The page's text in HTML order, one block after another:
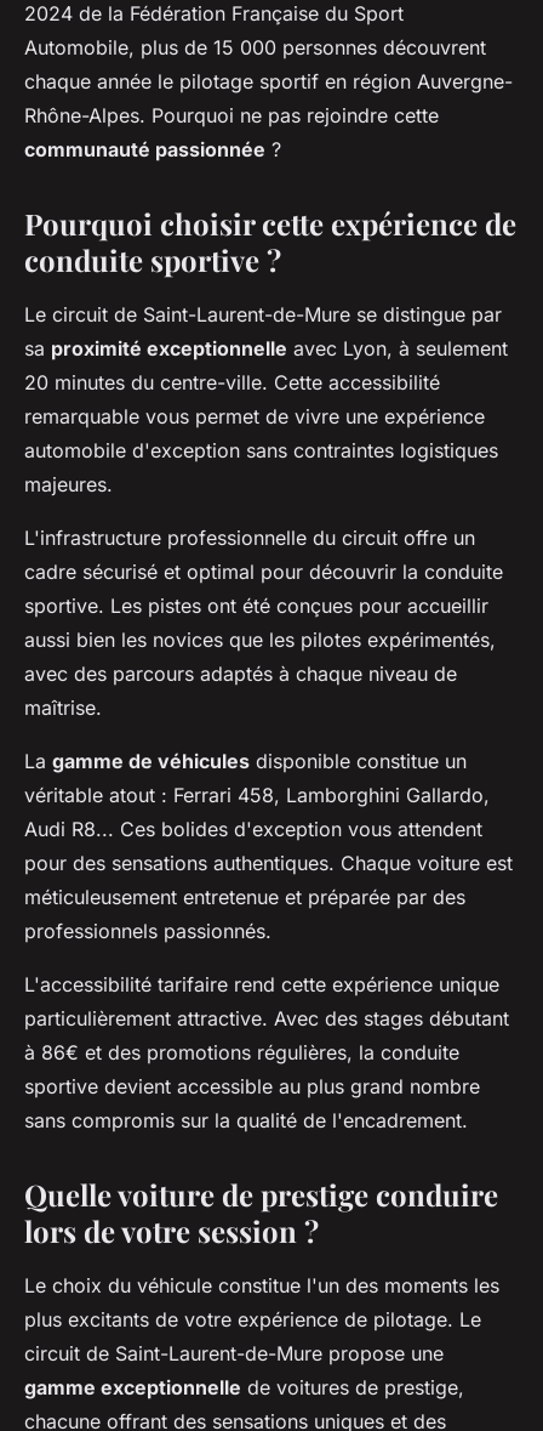
2024 de la Fédération Française du Sport
Automobile, plus de 15 000 personnes découvrent
chaque année le pilotage sportif en région Auvergne-
Rhône-Alpes. Pourquoi ne pas rejoindre cette
communauté passionnée ?
Pourquoi choisir cette expérience de
conduite sportive ?
Le circuit de Saint-Laurent-de-Mure se distingue par
sa proximité exceptionnelle avec Lyon, à seulement
20 minutes du centre-ville. Cette accessibilité
remarquable vous permet de vivre une expérience
automobile d'exception sans contraintes logistiques
majeures.
L'infrastructure professionnelle du circuit offre un
cadre sécurisé et optimal pour découvrir la conduite
sportive. Les pistes ont été conçues pour accueillir
aussi bien les novices que les pilotes expérimentés,
avec des parcours adaptés à chaque niveau de
maîtrise.
La gamme de véhicules disponible constitue un
véritable atout : Ferrari 458, Lamborghini Gallardo,
Audi R8... Ces bolides d'exception vous attendent
pour des sensations authentiques. Chaque voiture est
méticuleusement entretenue et préparée par des
professionnels passionnés.
L'accessibilité tarifaire rend cette expérience unique
particulièrement attractive. Avec des stages débutant
à 86€ et des promotions régulières, la conduite
sportive devient accessible au plus grand nombre
sans compromis sur la qualité de l'encadrement.
Quelle voiture de prestige conduire
lors de votre session ?
Le choix du véhicule constitue l'un des moments les
plus excitants de votre expérience de pilotage. Le
circuit de Saint-Laurent-de-Mure propose une
gamme exceptionnelle de voitures de prestige,
chacune offrant des sensations uniques et des